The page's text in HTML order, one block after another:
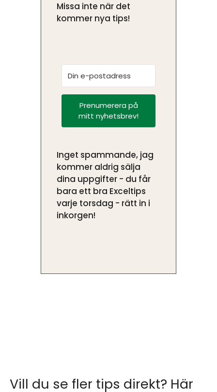
Missa inte när det
kommer nya tips!
Prenumerera på
mitt nyhetsbrev!
Inget spammande, jag
kommer aldrig sälja
dina uppgifter - du får
bara ett bra Exceltips
varje torsdag - rätt in i
inkorgen!
Vill du se fler tips direkt? Här